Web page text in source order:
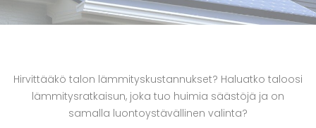
Hirvittääkö talon lämmityskustannukset? Haluatko taloosi
lämmitysratkaisun, joka tuo huimia säästöjä ja on
samalla luontoystävällinen valinta?